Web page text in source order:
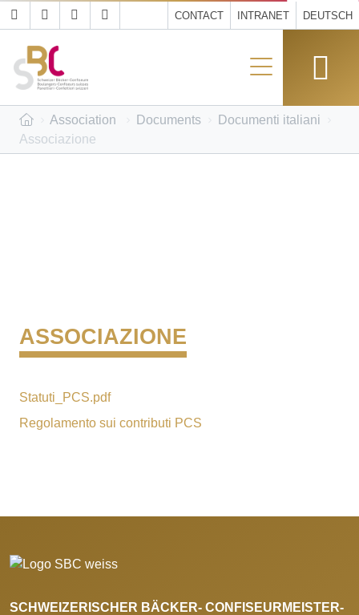
CONTACT INTRANET DEUTSCH
Association Documents
Documenti italiani
Associazione
ASSOCIAZIONE
Statuti_PCS.pdf
Regolamento sui contributi PCS
SCHWEIZERISCHER BÄCKER- CONFISEURMEISTER-